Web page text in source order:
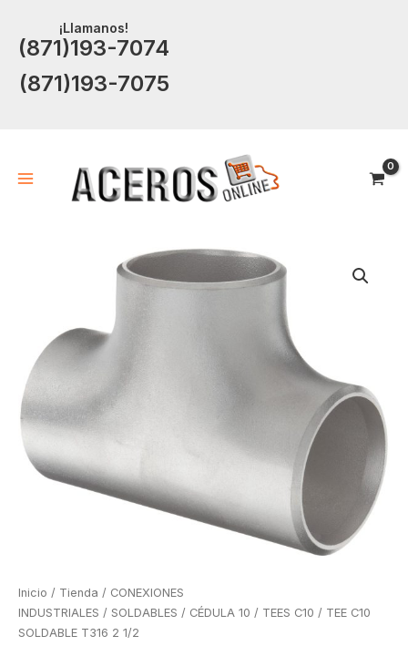
contenido
¡Llamanos!
(871)193-7074
(871)193-7075
Inicio / Tienda / CONEXIONES
INDUSTRIALES / SOLDABLES / CÉDULA 10 / TEES C10 / TEE C10
SOLDABLE T316 2 1/2